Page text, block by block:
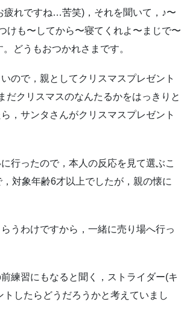
疲れですね…苦笑)，それを聞いて，♪〜
けも〜してから〜寝てくれよ〜まじで〜
どうもおつかれさまです。
ので，親としてクリスマスプレゼント
だクリスマスのなんたるかをはっきりと
，サンタさんがクリスマスプレゼント
行ったので，本人の反応を見て選ぶこ
対象年齢6才以上でしたが，親の懐に
うわけですから，一緒に売り場へ行っ
練習にもなると聞く，ストライダー(キ
したらどうだろうかと考えていまし